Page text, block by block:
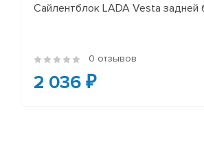
Сайлентблок LADA Vesta задней
0 отзывов
2 036 ₽